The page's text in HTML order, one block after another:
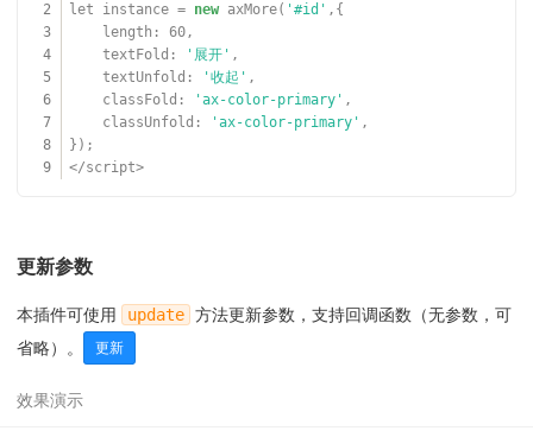
2
let instance = new axMore( '#id' ,{
3
length: 60,
4
textFold: '展开' ,
5
textUnfold: '收起' ,
6
classFold: 'ax-color-primary' ,
7
classUnfold: 'ax-color-primary' ,
8
});
9
</script>
更新参数
本插件可使用 update 方法更新参数，支持回调函数（无参数，可
省略）。
更新